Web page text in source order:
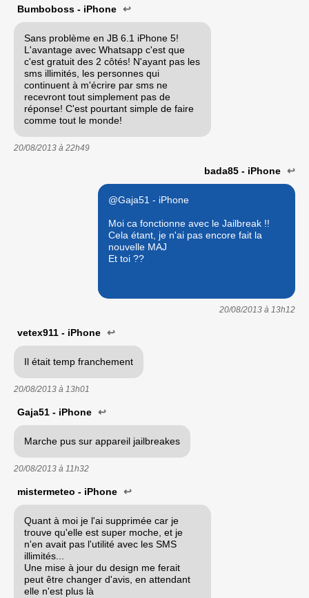
Bumboboss - iPhone ↩
Sans problème en JB 6.1 iPhone 5!
L'avantage avec Whatsapp c'est que
c'est gratuit des 2 côtés! N'ayant pas les
sms illimités, les personnes qui
continuent à m'écrire par sms ne
recevront tout simplement pas de
réponse! C'est pourtant simple de faire
comme tout le monde!
20/08/2013 à 22h49
bada85 - iPhone ↩
@Gaja51 - iPhone
Moi ca fonctionne avec le Jailbreak !!
Cela étant, je n'ai pas encore fait la
nouvelle MAJ
Et toi ??
20/08/2013 à 13h12
vetex911 - iPhone ↩
Il était temp franchement
20/08/2013 à 13h01
Gaja51 - iPhone ↩
Marche pus sur appareil jailbreakes
20/08/2013 à 11h32
mistermeteo - iPhone ↩
Quant à moi je l'ai supprimée car je
trouve qu'elle est super moche, et je
n'en avait pas l'utilité avec les SMS
illimités...
Une mise à jour du design me ferait
peut être changer d'avis, en attendant
elle n'est plus là